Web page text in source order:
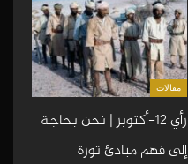
مقالات
رأي 12-أكتوبر | نحن بحاجة
إلى فهم مبادئ ثورة